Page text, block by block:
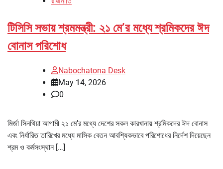
টিসিসি সভায় শ্রমমন্ত্রী: ২১ মে’র মধ্যে শ্রমিকদের ঈদ
বোনাস পরিশোধ
Nabochatona Desk
May 14, 2026
0
মির্জা সিনথিয়া আগামী ২১ মে’র মধ্যে দেশের সকল কারখানায় শ্রমিকদের ঈদ বোনাস
এবং নির্ধারিত তারিখের মধ্যে মাসিক বেতন আবশ্যিকভাবে পরিশোধের নির্দেশ দিয়েছেন
শ্রম ও কর্মসংস্থান […]